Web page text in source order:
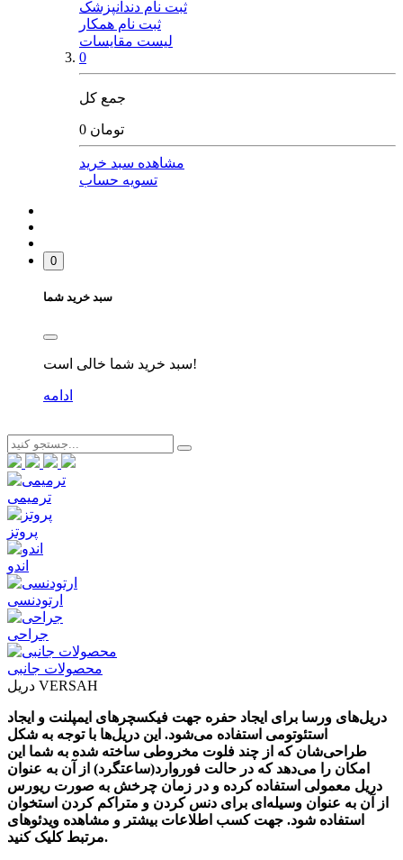
ثبت نام دندانپزشک
ثبت نام همکار
لیست مقایسات
0
جمع کل
0 تومان
مشاهده سبد خرید
تسویه حساب
0
سبد خرید شما
سبد خرید شما خالی است!
ادامه
ترمیمی
پروتز
اندو
ارتودنسی
جراحی
محصولات جانبی
دریل VERSAH
دریل‌های ورسا برای ایجاد حفره جهت فیکسچرهای ایمپلنت و ایجاد
استئوتومی استفاده می‌شود. این دریل‌ها با توجه به شکل
طراحی‌شان که از چند فلوت مخروطی ساخته شده به شما این
امکان را می‌دهد که در حالت فوروارد(ساعتگرد) از آن به عنوان
دریل معمولی استفاده کرده و در زمان چرخش به صورت ریورس
از آن به عنوان وسیله‌ای برای دنس کردن و متراکم کردن استخوان
استفاده شود. جهت کسب اطلاعات بیشتر و مشاهده ویدئو‌های
مرتبط کلیک کنید.